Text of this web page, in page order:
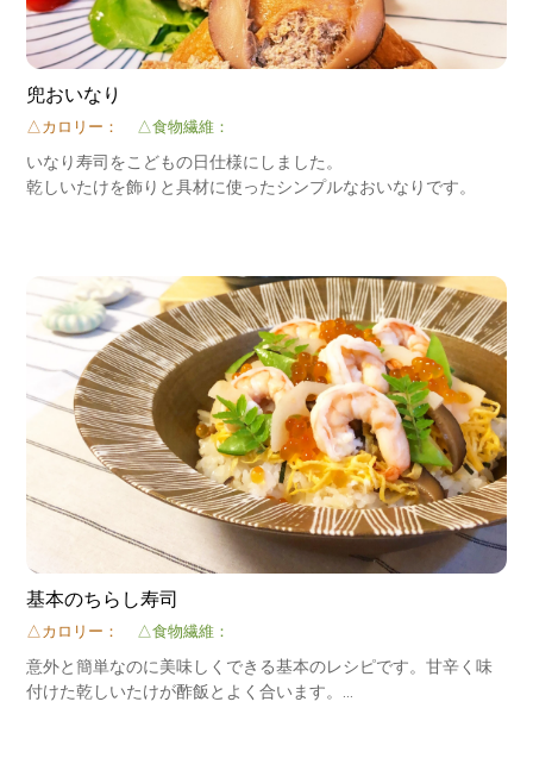
兜おいなり
△カロリー： △食物繊維：
いなり寿司をこどもの日仕様にしました。
乾しいたけを飾りと具材に使ったシンプルなおいなりです。
基本のちらし寿司
△カロリー： △食物繊維：
意外と簡単なのに美味しくできる基本のレシピです。甘辛く味
付けた乾しいたけが酢飯とよく合います。